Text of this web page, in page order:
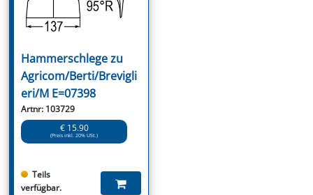
Hammerschlege zu
Agricom/Berti/Brevigli
eri/M E=07398
Artnr: 103729
€ 15.90
(Preis inkl. 20% USt.)
Teils
verfügbar.